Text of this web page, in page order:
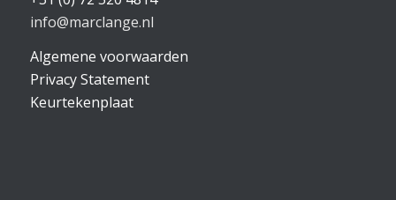
info@marclange.nl
Algemene voorwaarden
Privacy Statement
Keurtekenplaat